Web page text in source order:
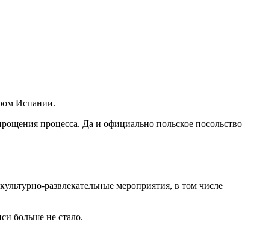
Испании.
процесса. Да и официально польское посольство
развлекательные мероприятия, в том числе
больше не стало.